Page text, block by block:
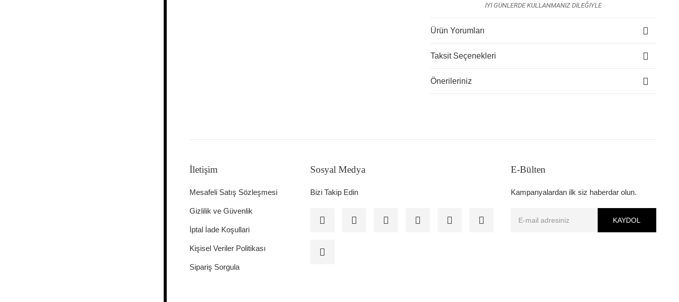
İYİ GÜNLERDE KULLANMANIZ DİLEĞİYLE
Ürün Yorumları
Taksit Seçenekleri
Önerileriniz
İletişim
Mesafeli Satış Sözleşmesi
Gizlilik ve Güvenlik
İptal İade Koşullari
Kişisel Veriler Politikası
Sipariş Sorgula
Sosyal Medya
Bizi Takip Edin
E-Bülten
Kampanyalardan ilk siz haberdar olun.
KAYDOL